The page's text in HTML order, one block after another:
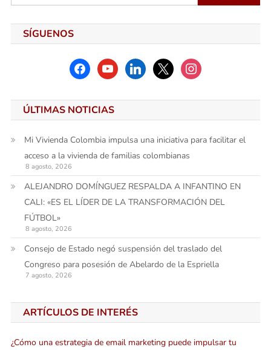
SÍGUENOS
facebookyoutubelinkedinx instagram
ÚLTIMAS NOTICIAS
Mi Vivienda Colombia impulsa una iniciativa para facilitar el
acceso a la vivienda de familias colombianas
8 agosto, 2026
ALEJANDRO DOMÍNGUEZ RESPALDA A INFANTINO EN
CALI: «ES EL LÍDER DE LA TRANSFORMACIÓN DEL
FÚTBOL»
8 agosto, 2026
Consejo de Estado negó suspensión del traslado del
Congreso para posesión de Abelardo de la Espriella
7 agosto, 2026
ARTÍCULOS DE INTERÉS
¿Cómo una estrategia de email marketing puede impulsar tu